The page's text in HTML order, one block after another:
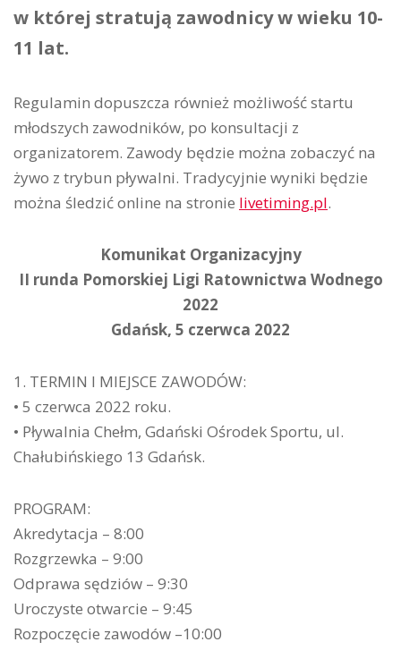
w której stratują zawodnicy w wieku 10-
11 lat.
Regulamin dopuszcza również możliwość startu
młodszych zawodników, po konsultacji z
organizatorem. Zawody będzie można zobaczyć na
żywo z trybun pływalni. Tradycyjnie wyniki będzie
można śledzić online na stronie livetiming.pl.
Komunikat Organizacyjny
II runda Pomorskiej Ligi Ratownictwa Wodnego
2022
Gdańsk, 5 czerwca 2022
1. TERMIN I MIEJSCE ZAWODÓW:
• 5 czerwca 2022 roku.
• Pływalnia Chełm, Gdański Ośrodek Sportu, ul.
Chałubińskiego 13 Gdańsk.
PROGRAM:
Akredytacja – 8:00
Rozgrzewka – 9:00
Odprawa sędziów – 9:30
Uroczyste otwarcie – 9:45
Rozpoczęcie zawodów –10:00